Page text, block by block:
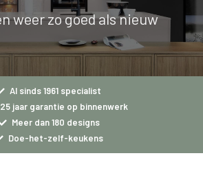
weer zo goed als nieuw
Al sinds 1961 specialist
jaar garantie op binnenwerk
Meer dan 180 designs
Doe-het-zelf-keukens